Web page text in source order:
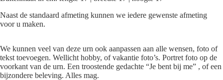
Naast de standaard afmeting kunnen we iedere gewenste afmeting
voor u maken.
We kunnen veel van deze urn ook aanpassen aan alle wensen, foto of
tekst toevoegen. Wellicht hobby, of vakantie foto’s. Portret foto op de
voorkant van de urn. Een troostende gedachte “Je bent bij me” , of een
bijzondere beleving. Alles mag.